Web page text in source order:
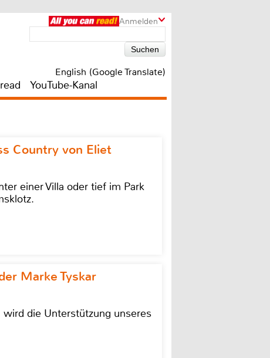
Anmelden
English (Google Translate)
YouTube-Kanal
Country von Eliet
einer Villa oder tief im Park
Marke Tyskar
die Unterstützung unseres